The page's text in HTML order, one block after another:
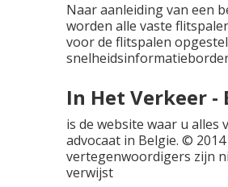
Naar aanleiding van een
worden alle vaste
voor de flitspalen
In Het Verkeer
is de website waar u
advocaat in Belgie. ©
vertegenwoordigers zijn
verwijst